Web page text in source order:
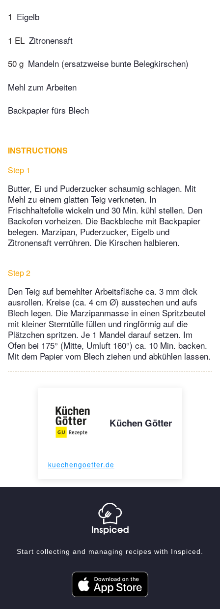
1 Eigelb
1 EL Zitronensaft
50 g Mandeln (ersatzweise bunte Belegkirschen)
Mehl zum Arbeiten
Backpapier fürs Blech
INSTRUCTIONS
Step 1
Butter, Ei und Puderzucker schaumig schlagen. Mit
Mehl zu einem glatten Teig verkneten. In
Frischhaltefolie wickeln und 30 Min. kühl stellen. Den
Backofen vorheizen. Die Backbleche mit Backpapier
belegen. Marzipan, Puderzucker, Eigelb und
Zitronensaft verrühren. Die Kirschen halbieren.
Step 2
Den Teig auf bemehlter Arbeitsfläche ca. 3 mm dick
ausrollen. Kreise (ca. 4 cm Ø) ausstechen und aufs
Blech legen. Die Marzipanmasse in einen Spritzbeutel
mit kleiner Sterntülle füllen und ringförmig auf die
Plätzchen spritzen. Je 1 Mandel darauf setzen. Im
Ofen bei 175° (Mitte, Umluft 160°) ca. 10 Min. backen.
Mit dem Papier vom Blech ziehen und abkühlen lassen.
Küchen Götter
kuechengoetter.de
Start collecting and managing recipes with Inspiced.